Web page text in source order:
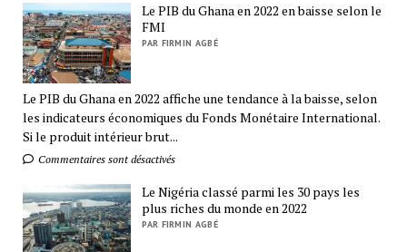
Le PIB du Ghana en 2022 en baisse selon le
FMI
PAR FIRMIN AGBÉ
Le PIB du Ghana en 2022 affiche une tendance à la baisse, selon
les indicateurs économiques du Fonds Monétaire International.
Si le produit intérieur brut...
Commentaires sont désactivés
Le Nigéria classé parmi les 30 pays les
plus riches du monde en 2022
PAR FIRMIN AGBÉ